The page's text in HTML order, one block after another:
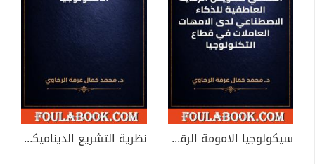
سيكولوجيا الامومة الرقمية الوكيلية نظرية التشريع الديناميكي متعدد الأنطولوجيا